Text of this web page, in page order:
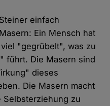
einfach
Ein Mensch hat
"gegrübelt", was zu
führt. Die Masern sind
dieses
Die Masern macht
Selbsterziehung zu